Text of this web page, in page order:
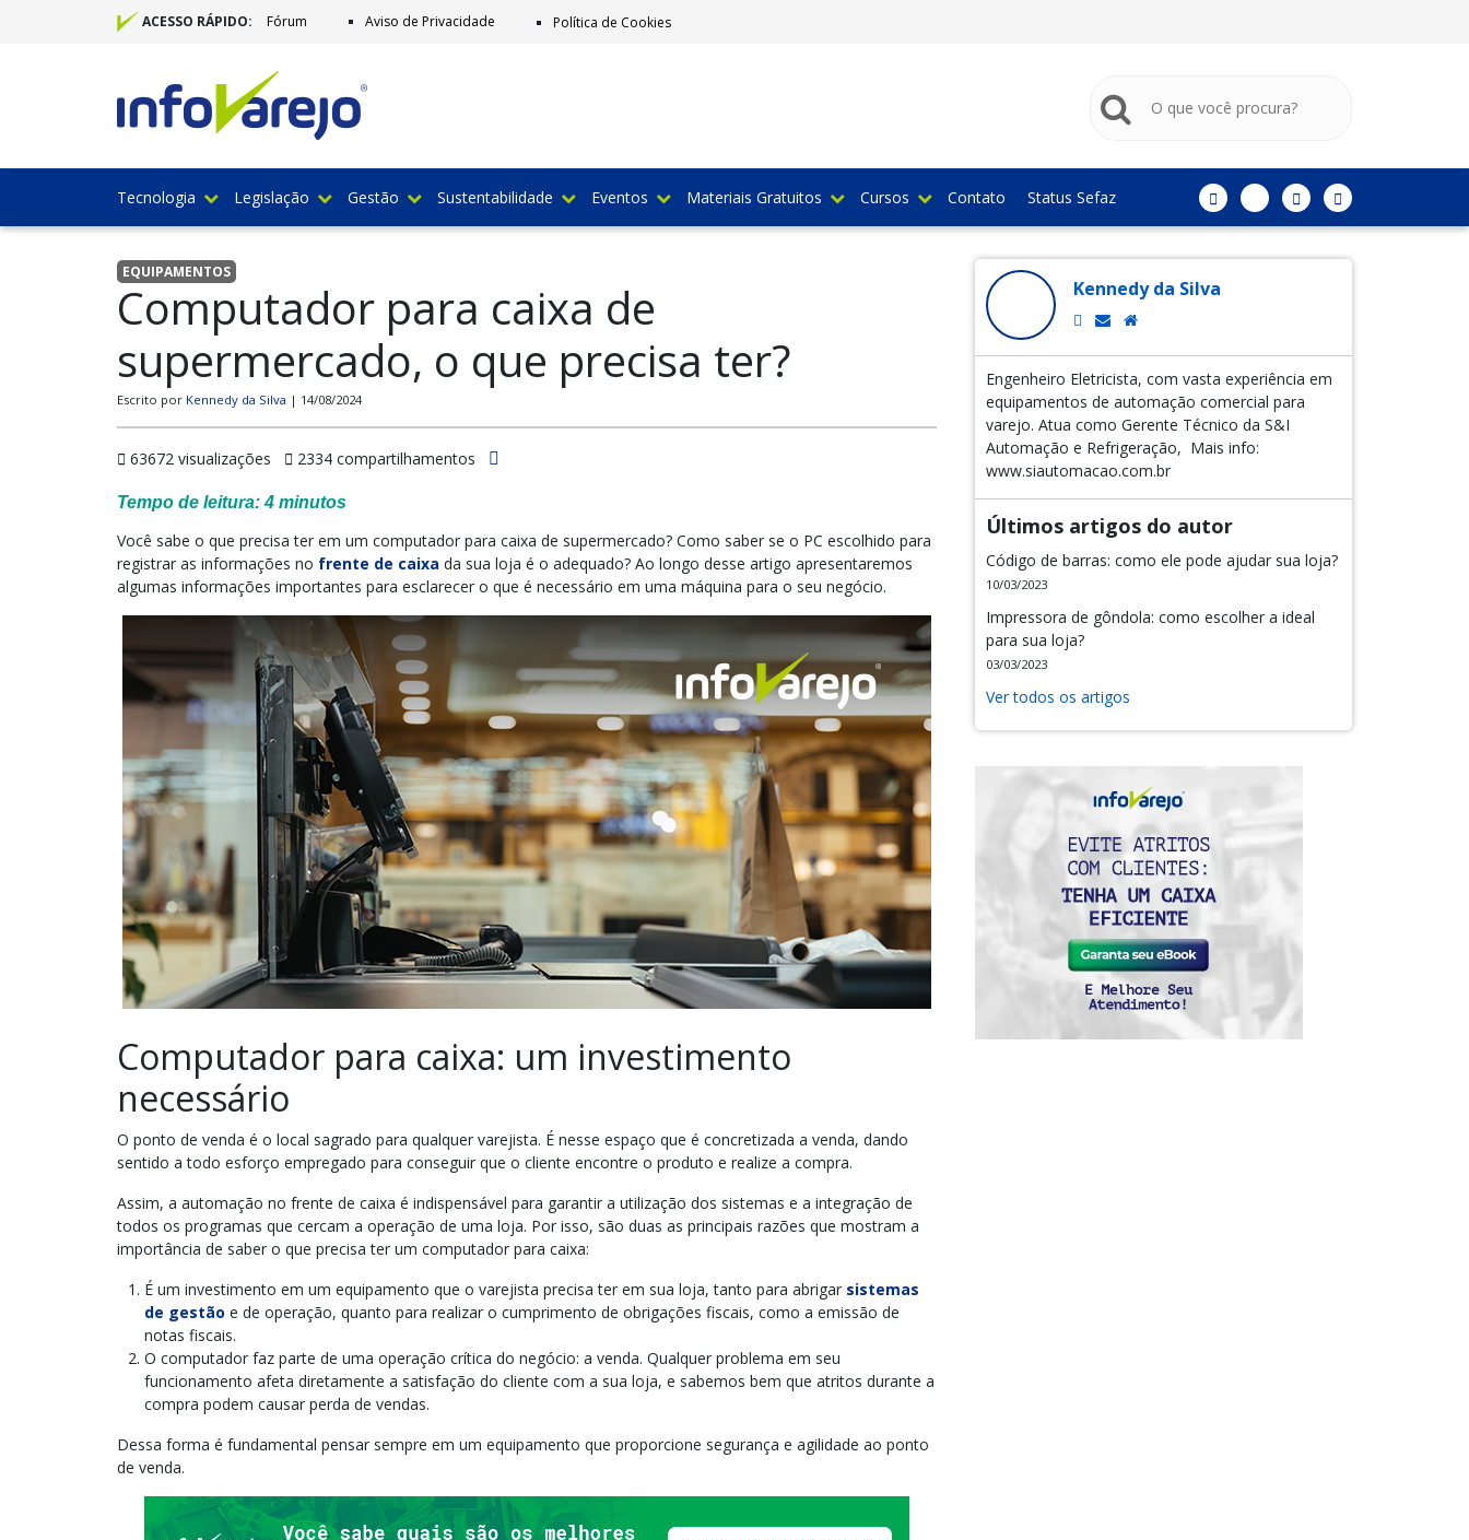
ACESSO RÁPIDO: Fórum Aviso de Privacidade Política de Cookies
Tecnologia Legislação Gestão Sustentabilidade Eventos Materiais Gratuitos Cursos Contato Status Sefaz
EQUIPAMENTOS
Computador para caixa de
supermercado, o que precisa ter?
Escrito por Kennedy da Silva | 14/08/2024
63672 visualizações 2334 compartilhamentos
Tempo de leitura: 4 minutos
Você sabe o que precisa ter em um computador para caixa de supermercado? Como saber se o PC escolhido para
registrar as informações no frente de caixa da sua loja é o adequado? Ao longo desse artigo apresentaremos
algumas informações importantes para esclarecer o que é necessário em uma máquina para o seu negócio.
Computador para caixa: um investimento
necessário
O ponto de venda é o local sagrado para qualquer varejista. É nesse espaço que é concretizada a venda, dando
sentido a todo esforço empregado para conseguir que o cliente encontre o produto e realize a compra.
Assim, a automação no frente de caixa é indispensável para garantir a utilização dos sistemas e a integração de
todos os programas que cercam a operação de uma loja. Por isso, são duas as principais razões que mostram a
importância de saber o que precisa ter um computador para caixa:
É um investimento em um equipamento que o varejista precisa ter em sua loja, tanto para abrigar sistemas
de gestão e de operação, quanto para realizar o cumprimento de obrigações fiscais, como a emissão de
notas fiscais.
O computador faz parte de uma operação crítica do negócio: a venda. Qualquer problema em seu
funcionamento afeta diretamente a satisfação do cliente com a sua loja, e sabemos bem que atritos durante a
compra podem causar perda de vendas.
Dessa forma é fundamental pensar sempre em um equipamento que proporcione segurança e agilidade ao ponto
de venda.
Kennedy da Silva
Engenheiro Eletricista, com vasta experiência em
equipamentos de automação comercial para
varejo. Atua como Gerente Técnico da S&I
Automação e Refrigeração, Mais info:
www.siautomacao.com.br
Últimos artigos do autor
Código de barras: como ele pode ajudar sua loja?
10/03/2023
Impressora de gôndola: como escolher a ideal
para sua loja?
03/03/2023
Ver todos os artigos